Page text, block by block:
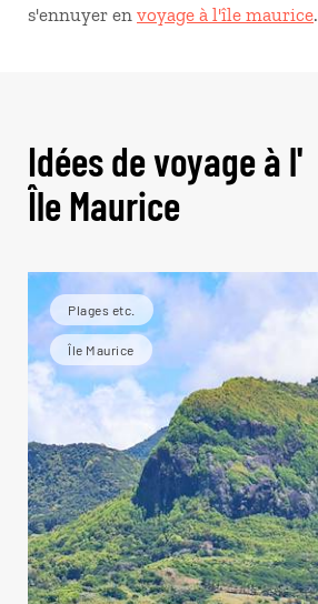
s'ennuyer en voyage à l'île maurice.
Idées de voyage à l'
Île Maurice
Plages etc.
Île Maurice